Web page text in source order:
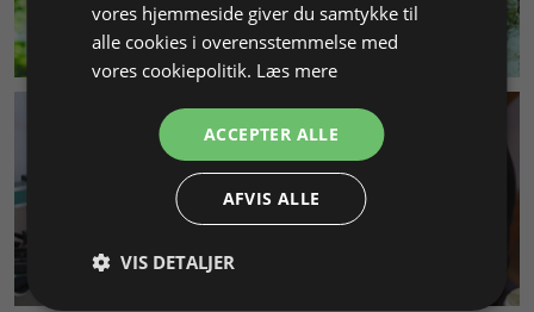
MILJØ & BÆREDYGTIGHED
SMYKKEKURSER
vores hjemmeside giver du samtykke til
alle cookies i overensstemmelse med
vores cookiepolitik. Læs mere
ACCEPTER ALLE
AFVIS ALLE
VIS DETALJER